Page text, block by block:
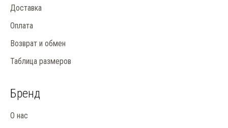
Доставка
Оплата
Возврат и обмен
Таблица размеров
Бренд
О нас